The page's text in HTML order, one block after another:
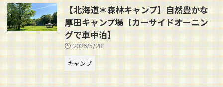
【北海道＊森林キャンプ】自然豊かな
厚田キャンプ場【カーサイドオーニン
グで車中泊】
2026/5/28
キャンプ